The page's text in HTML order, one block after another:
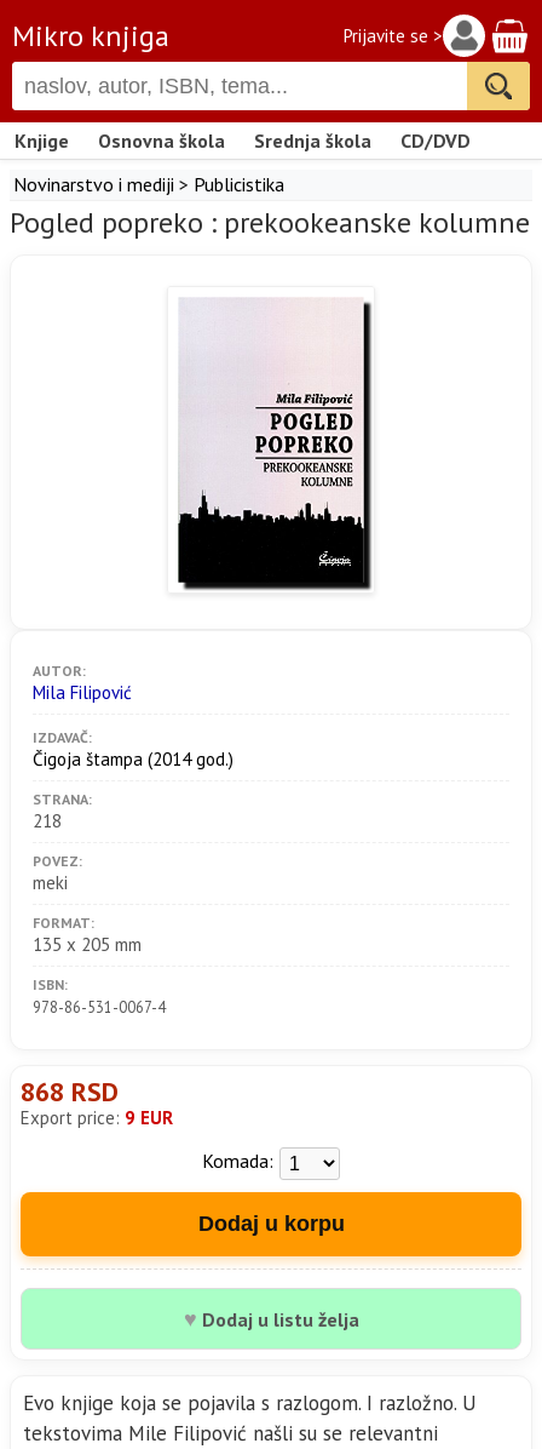
Mikro knjiga Prijavite se >
Knjige Osnovna škola Srednja škola
CD/DVD
Novinarstvo i mediji > Publicistika
Pogled popreko : prekookeanske kolumne
AUTOR:
Mila Filipović
IZDAVAČ:
Čigoja štampa (2014 god.)
STRANA:
218
POVEZ:
meki
FORMAT:
135 x 205 mm
ISBN:
978-86-531-0067-4
868 RSD
Export price: 9 EUR
Komada:
Dodaj u korpu
♥ Dodaj u listu želja
Evo knjige koja se pojavila s razlogom. I razložno. U
tekstovima Mile Filipović našli su se relevantni